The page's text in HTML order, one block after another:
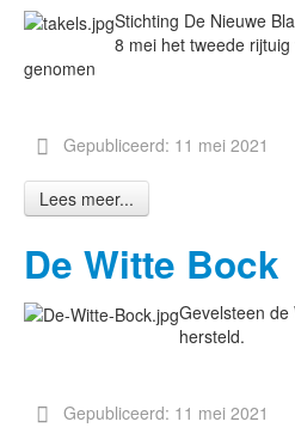
Stichting De Nieuwe
8 mei het tweede
genomen
Gepubliceerd: 11 mei 2021
Lees meer...
De Witte Bock
Gevelsteen de
hersteld.
Gepubliceerd: 11 mei 2021